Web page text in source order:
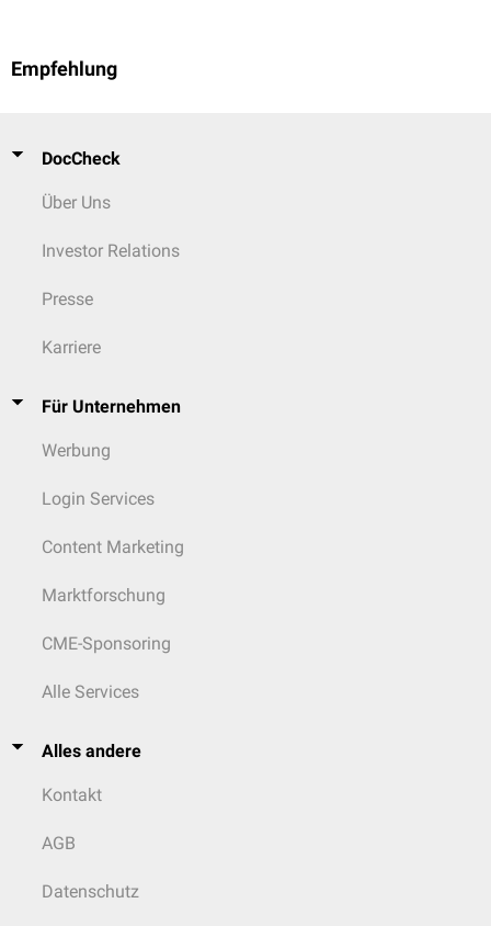
Empfehlung
DocCheck
Über Uns
Investor Relations
Presse
Karriere
Für Unternehmen
Werbung
Login Services
Content Marketing
Marktforschung
CME-Sponsoring
Alle Services
Alles andere
Kontakt
AGB
Datenschutz